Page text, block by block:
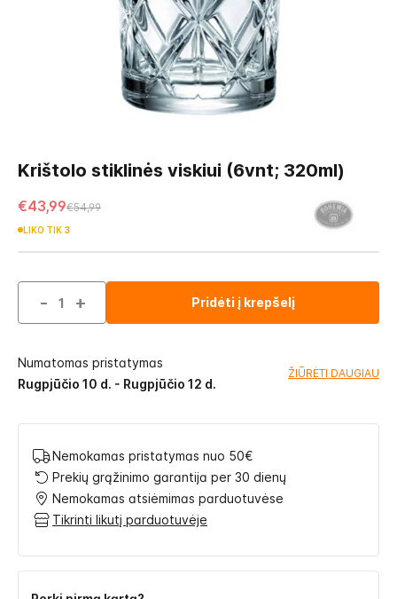
to
beginning
the
images
Krištolo stiklinės viskiui (6vnt; 320ml)
€43,99€54,99
LIKO TIK 3
- + Pridėti į krepšelį
Numatomas pristatymas
Rugpjūčio 10 d. - Rugpjūčio 12 d.
ŽIŪRĖTI DAUGIAU
Nemokamas pristatymas nuo 50€
Prekių grąžinimo garantija per 30 dienų
Nemokamas atsiėmimas parduotuvėse
Tikrinti likutį parduotuvėje